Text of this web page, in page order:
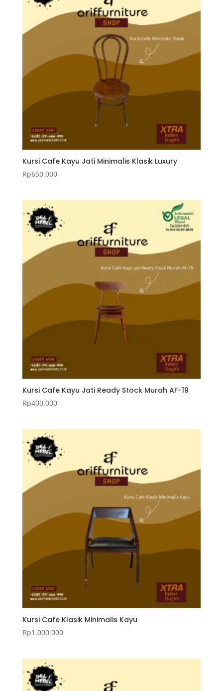
Kursi Cafe Kayu Jati Minimalis Klasik Luxury
Rp650.000
Kursi Cafe Kayu Jati Ready Stock Murah AF-19
Rp400.000
Kursi Cafe Klasik Minimalis Kayu
Rp1.000.000